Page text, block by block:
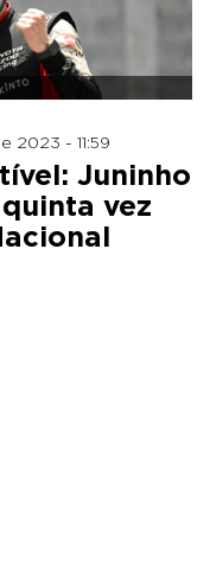
2023 - 11:59
Juninho
vez